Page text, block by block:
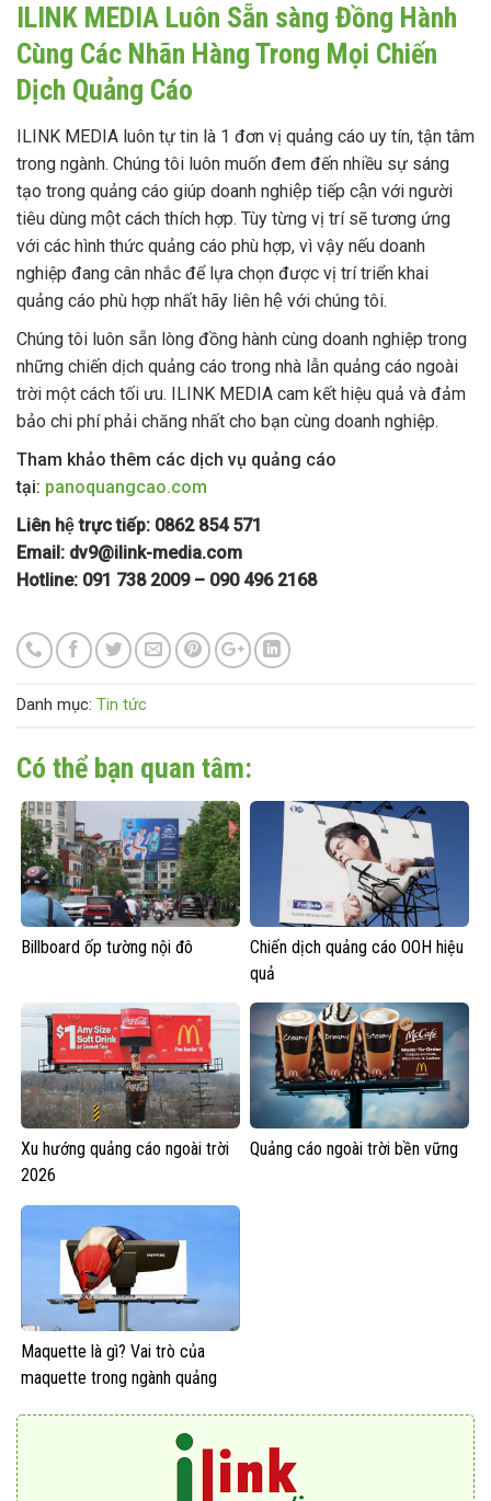
ILINK MEDIA Luôn Sẵn sàng Đồng Hành
Cùng Các Nhãn Hàng Trong Mọi Chiến
Dịch Quảng Cáo
ILINK MEDIA luôn tự tin là 1 đơn vị quảng cáo uy tín, tận tâm
trong ngành. Chúng tôi luôn muốn đem đến nhiều sự sáng
tạo trong quảng cáo giúp doanh nghiệp tiếp cận với người
tiêu dùng một cách thích hợp. Tùy từng vị trí sẽ tương ứng
với các hình thức quảng cáo phù hợp, vì vậy nếu doanh
nghiệp đang cân nhắc để lựa chọn được vị trí triển khai
quảng cáo phù hợp nhất hãy liên hệ với chúng tôi.
Chúng tôi luôn sẵn lòng đồng hành cùng doanh nghiệp trong
những chiến dịch quảng cáo trong nhà lẫn quảng cáo ngoài
trời một cách tối ưu. ILINK MEDIA cam kết hiệu quả và đảm
bảo chi phí phải chăng nhất cho bạn cùng doanh nghiệp.
Tham khảo thêm các dịch vụ quảng cáo
tại: panoquangcao.com
Liên hệ trực tiếp: 0862 854 571
Email: dv9@ilink-media.com
Hotline: 091 738 2009 – 090 496 2168
Danh mục: Tin tức
Có thể bạn quan tâm:
Billboard ốp tường nội đô
Chiến dịch quảng cáo OOH hiệu
quả
Xu hướng quảng cáo ngoài trời
2026
Quảng cáo ngoài trời bền vững
Maquette là gì? Vai trò của
maquette trong ngành quảng